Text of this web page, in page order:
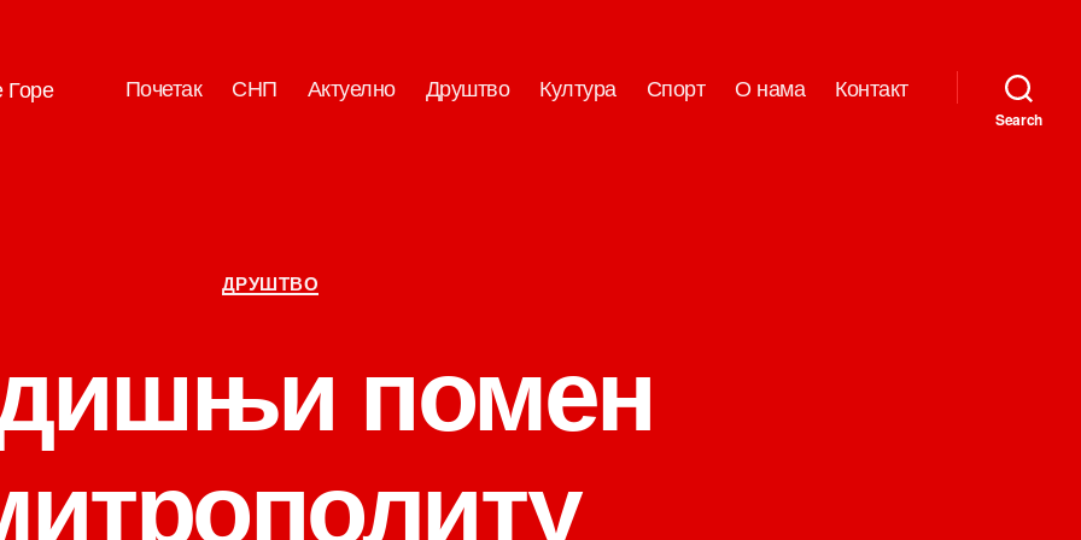
Горе Почетак СНП Актуелно Друштво Култура Спорт О нама Контакт
Search
Категорије
ДРУШТВО
помен